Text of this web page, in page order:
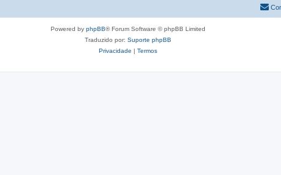
Powered by phpBB® Forum Software © phpBB Limited
Traduzido por: Suporte phpBB
Privacidade | Termos